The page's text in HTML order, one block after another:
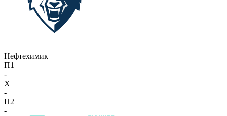
Нефтехимик
П1
-
X
-
П2
-